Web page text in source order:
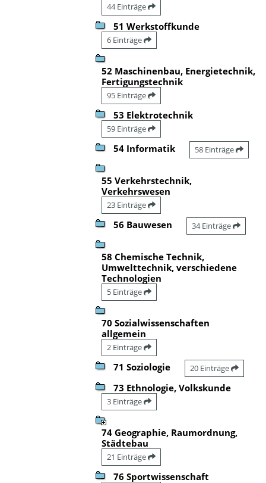
44 Einträge
51 Werkstoffkunde
6 Einträge
52 Maschinenbau, Energietechnik,
Fertigungstechnik
95 Einträge
53 Elektrotechnik
59 Einträge
54 Informatik 58 Einträge
55 Verkehrstechnik,
Verkehrswesen
23 Einträge
56 Bauwesen 34 Einträge
58 Chemische Technik,
Umwelttechnik, verschiedene
Technologien
5 Einträge
70 Sozialwissenschaften
allgemein
2 Einträge
71 Soziologie 20 Einträge
73 Ethnologie, Volkskunde
3 Einträge
74 Geographie, Raumordnung,
Städtebau
21 Einträge
76 Sportwissenschaft